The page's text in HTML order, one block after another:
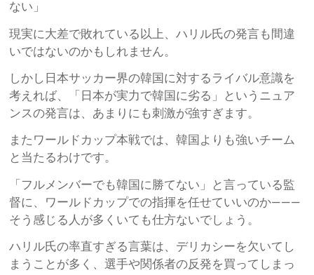
ない」
現実に大差で敗れている以上、ハリル氏の発言も間違
いではないのかもしれません。
しかし日本サッカー界の韓国に対するライバル意識を
考えれば、「日本が実力で韓国に劣る」というニュア
ンスの発言は、あまりにも刺激が強すぎます。
またワールドカップ本戦では、韓国よりも強いチーム
と当たるわけです。
「フルメンバーでも韓国に勝てない」と言っている監
督に、ワールドカップでの指揮を任せていいのか―――
そう感じる人が多くいても仕方ないでしょう。
ハリル氏の率直すぎる言葉は、デリカシーを欠いてし
まうことが多く、選手や関係者の反発を買ってしまっ